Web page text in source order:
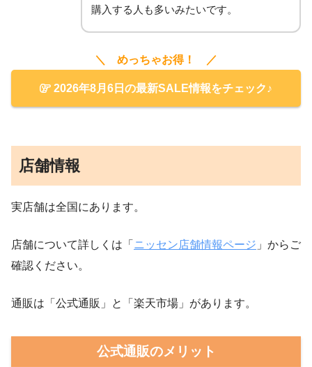
購入する人も多いみたいです。
＼ めっちゃお得！ ／
2026年8月6日の最新SALE情報をチェック♪
店舗情報
実店舗は全国にあります。
店舗について詳しくは「 ニッセン店舗情報ページ 」からご
確認ください。
通販は「公式通販」と「楽天市場」があります。
公式通販のメリット